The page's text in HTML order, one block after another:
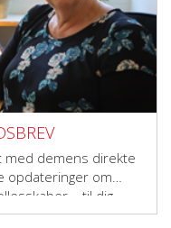
med demens direkte
opdateringer om
– til dig,